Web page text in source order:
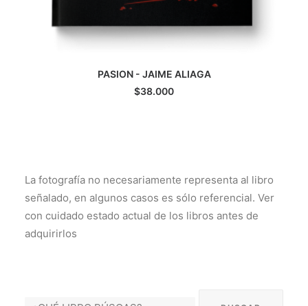
AGREGAR AL CARRITO
PASION - JAIME ALIAGA
$38.000
La fotografía no necesariamente representa al libro
señalado, en algunos casos es sólo referencial. Ver
con cuidado estado actual de los libros antes de
adquirirlos